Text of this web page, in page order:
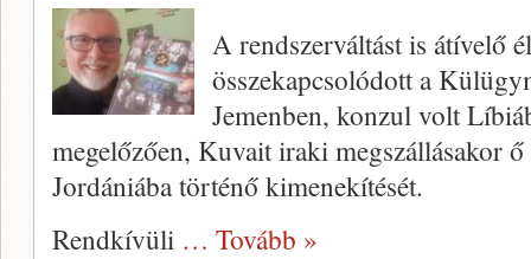
A rendszerváltást is átívelő
összekapcsolódott a
Jemenben, konzul volt
megelőzően, Kuvait iraki megszállásakor
Jordániába történő kimenekítését.
Rendkívüli … Tovább »